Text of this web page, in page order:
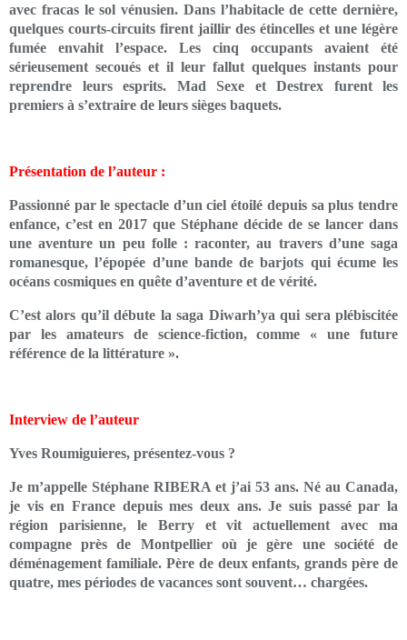
avec fracas le sol vénusien. Dans l’habitacle de cette dernière,
quelques courts-circuits firent jaillir des étincelles et une légère
fumée envahit l’espace. Les cinq occupants avaient été
sérieusement secoués et il leur fallut quelques instants pour
reprendre leurs esprits. Mad Sexe et Destrex furent les
premiers à s’extraire de leurs sièges baquets.
Présentation de l’auteur :
Passionné par le spectacle d’un ciel étoilé depuis sa plus tendre
enfance, c’est en 2017 que Stéphane décide de se lancer dans
une aventure un peu folle : raconter, au travers d’une saga
romanesque, l’épopée d’une bande de barjots qui écume les
océans cosmiques en quête d’aventure et de vérité.
C’est alors qu’il débute la saga Diwarh’ya qui sera plébiscitée
par les amateurs de science-fiction, comme « une future
référence de la littérature ».
Interview de l’auteur
Yves Roumiguieres, présentez-vous ?
Je m’appelle Stéphane RIBERA et j’ai 53 ans. Né au Canada,
je vis en France depuis mes deux ans. Je suis passé par la
région parisienne, le Berry et vit actuellement avec ma
compagne près de Montpellier où je gère une société de
déménagement familiale. Père de deux enfants, grands père de
quatre, mes périodes de vacances sont souvent… chargées.